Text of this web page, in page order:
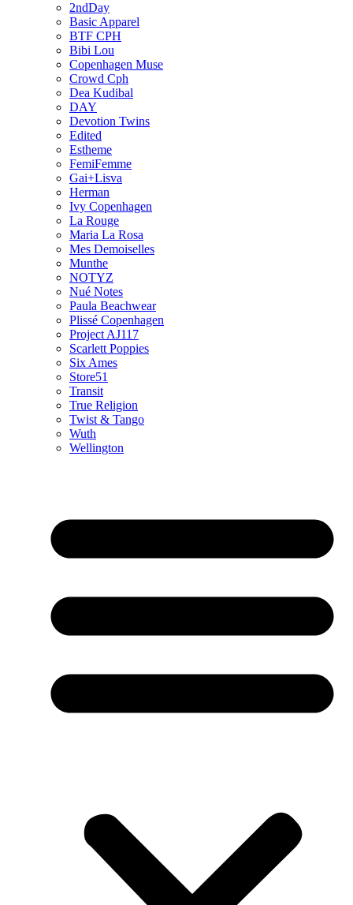
2ndDay
Basic Apparel
BTF CPH
Bibi Lou
Copenhagen Muse
Crowd Cph
Dea Kudibal
DAY
Devotion Twins
Edited
Estheme
FemiFemme
Gai+Lisva
Herman
Ivy Copenhagen
La Rouge
Maria La Rosa
Mes Demoiselles
Munthe
NOTYZ
Nué Notes
Paula Beachwear
Plissé Copenhagen
Project AJ117
Scarlett Poppies
Six Ames
Store51
Transit
True Religion
Twist & Tango
Wuth
Wellington